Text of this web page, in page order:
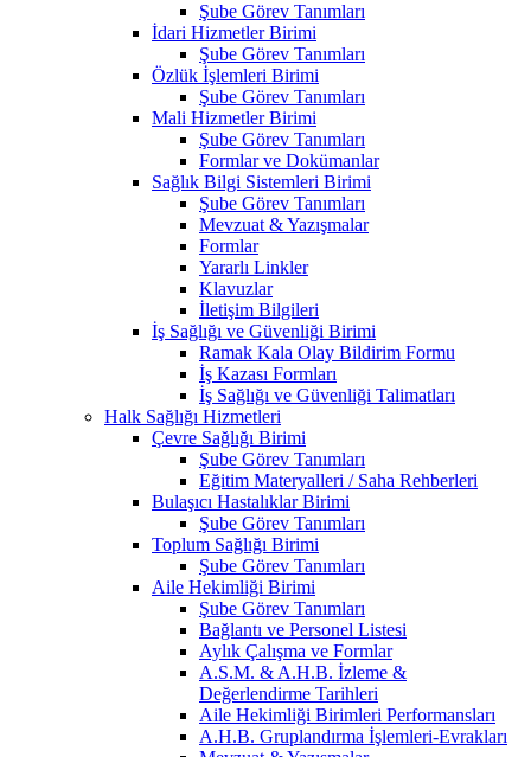
Şube Görev Tanımları
İdari Hizmetler Birimi
Şube Görev Tanımları
Özlük İşlemleri Birimi
Şube Görev Tanımları
Mali Hizmetler Birimi
Şube Görev Tanımları
Formlar ve Dokümanlar
Sağlık Bilgi Sistemleri Birimi
Şube Görev Tanımları
Mevzuat & Yazışmalar
Formlar
Yararlı Linkler
Klavuzlar
İletişim Bilgileri
İş Sağlığı ve Güvenliği Birimi
Ramak Kala Olay Bildirim Formu
İş Kazası Formları
İş Sağlığı ve Güvenliği Talimatları
Halk Sağlığı Hizmetleri
Çevre Sağlığı Birimi
Şube Görev Tanımları
Eğitim Materyalleri / Saha Rehberleri
Bulaşıcı Hastalıklar Birimi
Şube Görev Tanımları
Toplum Sağlığı Birimi
Şube Görev Tanımları
Aile Hekimliği Birimi
Şube Görev Tanımları
Bağlantı ve Personel Listesi
Aylık Çalışma ve Formlar
A.S.M. & A.H.B. İzleme &
Değerlendirme Tarihleri
Aile Hekimliği Birimleri Performansları
A.H.B. Gruplandırma İşlemleri-Evrakları